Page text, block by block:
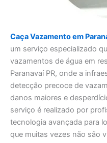
Caça Vazamento em
um serviço especializado
vazamentos de água em
Paranavaí PR, onde a
detecção precoce de
danos maiores e
serviço é realizado por
tecnologia avançada para
que muitas vezes não são